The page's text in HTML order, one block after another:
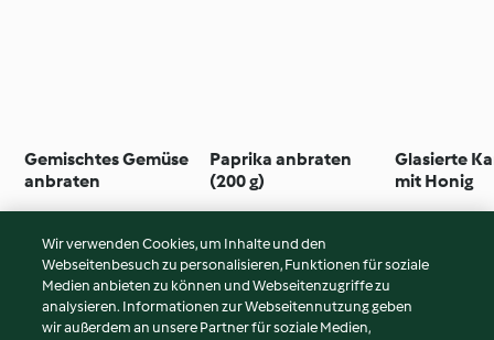
Gemischtes Gemüse
anbraten
Paprika anbraten
(200 g)
Glasierte
mit Honig
© Copyright 2026
Nutzungsbedingungen
Wir verwenden Cookies, um Inhalte und den
Webseitenbesuch zu personalisieren, Funktionen für soziale
Medien anbieten zu können und Webseitenzugriffe zu
analysieren. Informationen zur Webseitennutzung geben
wir außerdem an unsere Partner für soziale Medien,